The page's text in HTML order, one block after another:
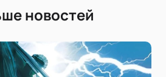
новостей